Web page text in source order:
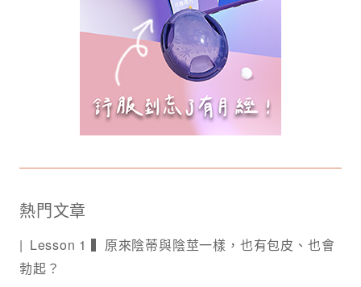
熱門文章
Lesson 1 ▍原來陰蒂與陰莖一樣，也有包皮、也會
勃起？